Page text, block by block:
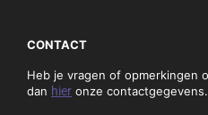
CONTACT
Heb je vragen of opmerkingen
dan hier onze contactgegevens.